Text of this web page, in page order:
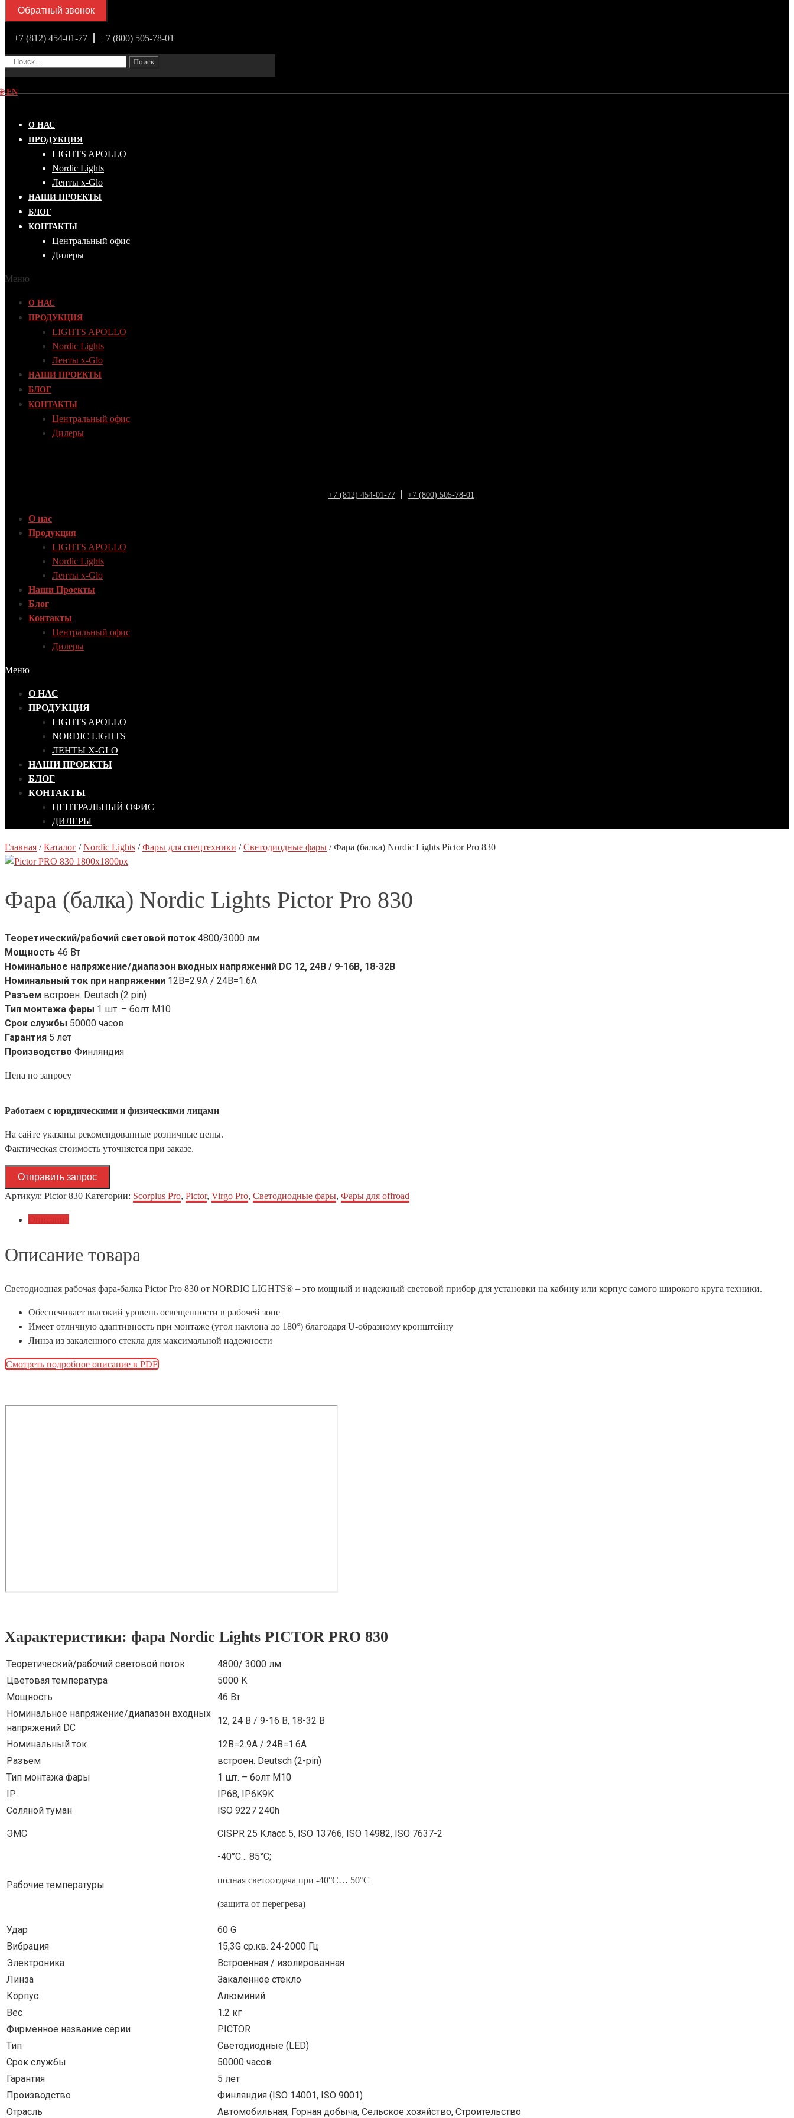
Обратный звонок
+7 (812) 454-01-77 +7 (800) 505-78-01
Поиск
EN
О НАС
ПРОДУКЦИЯ
LIGHTS APOLLO
Nordic Lights
Ленты x-Glo
НАШИ ПРОЕКТЫ
БЛОГ
КОНТАКТЫ
Центральный офис
Дилеры
Меню
О НАС
ПРОДУКЦИЯ
LIGHTS APOLLO
Nordic Lights
Ленты x-Glo
НАШИ ПРОЕКТЫ
БЛОГ
КОНТАКТЫ
Центральный офис
Дилеры
+7 (812) 454-01-77 +7 (800) 505-78-01
О нас
Продукция
LIGHTS APOLLO
Nordic Lights
Ленты x-Glo
Наши Проекты
Блог
Контакты
Центральный офис
Дилеры
Меню
О НАС
ПРОДУКЦИЯ
LIGHTS APOLLO
NORDIC LIGHTS
ЛЕНТЫ X-GLO
НАШИ ПРОЕКТЫ
БЛОГ
КОНТАКТЫ
ЦЕНТРАЛЬНЫЙ ОФИС
ДИЛЕРЫ
Главная / Каталог / Nordic Lights / Фары для спецтехники / Светодиодные фары / Фара (балка) Nordic Lights Pictor Pro 830
Фара (балка) Nordic Lights Pictor Pro 830
Теоретический/рабочий световой поток 4800/3000 лм
Мощность 46 Вт
Номинальное напряжение/диапазон входных напряжений DC 12, 24В / 9-16B, 18-32В
Номинальный ток при напряжении 12В=2.9А / 24В=1.6A
Разъем встроен. Deutsch (2 pin)
Тип монтажа фары 1 шт. – болт М10
Срок службы 50000 часов
Гарантия 5 лет
Производство Финляндия
Цена по запросу
Работаем с юридическими и физическими лицами
На сайте указаны рекомендованные розничные цены.
Фактическая стоимость уточняется при заказе.
Отправить запрос
Артикул: Pictor 830 Категории: Scorpius Pro, Pictor, Virgo Pro, Светодиодные фары, Фары для offroad
Описание
Описание товара
Светодиодная рабочая фара-балка Pictor Pro 830 от NORDIC LIGHTS® – это мощный и надежный световой прибор для установки на кабину или корпус самого широкого круга техники.
Обеспечивает высокий уровень освещенности в рабочей зоне
Имеет отличную адаптивность при монтаже (угол наклона до 180°) благодаря U-образному кронштейну
Линза из закаленного стекла для максимальной надежности
Смотреть подробное описание в PDF
Характеристики: фара Nordic Lights PICTOR PRO 830
Теоретический/рабочий световой поток
4800/ 3000 лм
Цветовая температура
5000 К
Мощность
46 Вт
Номинальное напряжение/диапазон входных
напряжений DC
12, 24 В / 9-16 B, 18-32 В
Номинальный ток
12В=2.9А / 24В=1.6A
Разъем
встроен. Deutsch (2-pin)
Тип монтажа фары
1 шт. – болт М10
IP
IP68, IP6K9K
Соляной туман
ISO 9227 240h
ЭМС CISPR 25 Класс 5, ISO 13766, ISO 14982, ISO 7637-2
Рабочие температуры
-40°С… 85°С;
полная светоотдача при -40°С… 50°С
(защита от перегрева)
Удар
60 G
Вибрация
15,3G ср.кв. 24-2000 Гц
Электроника
Встроенная / изолированная
Линза
Закаленное стекло
Корпус
Алюминий
Вес
1.2 кг
Фирменное название серии
PICTOR
Тип
Светодиодные (LED)
Срок службы
50000 часов
Гарантия
5 лет
Производство
Финляндия (ISO 14001, ISO 9001)
Отрасль
Автомобильная, Горная добыча, Сельское хозяйство, Строительство